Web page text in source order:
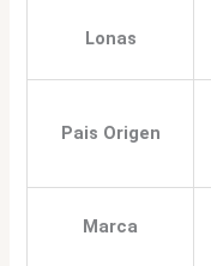
Lonas
Pais Origen
Marca